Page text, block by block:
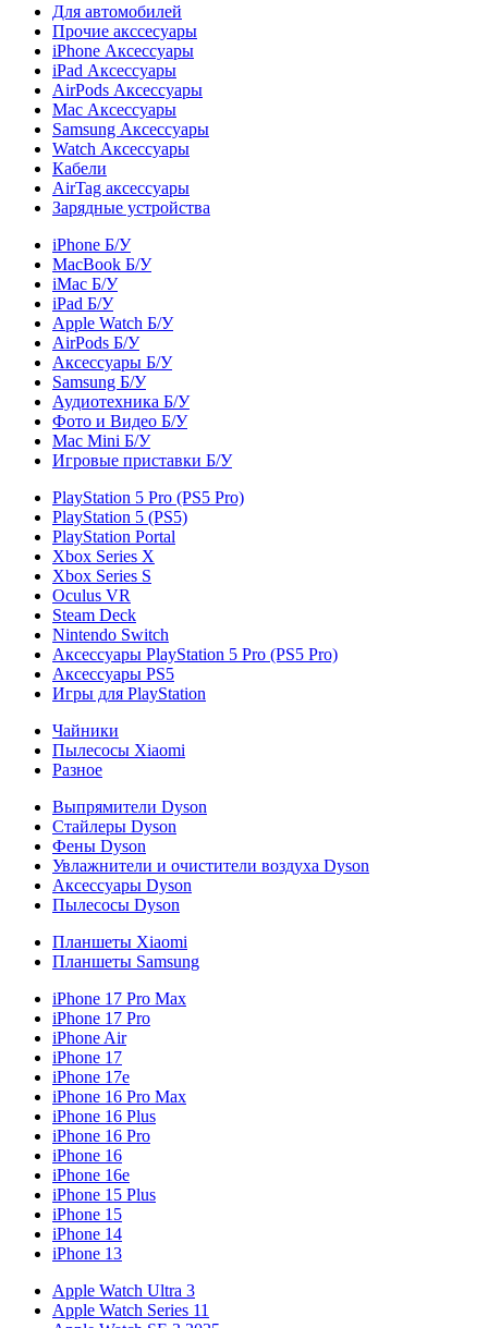
Для автомобилей
Прочие акссесуары
iPhone Аксессуары
iPad Аксессуары
AirPods Аксессуары
Mac Аксессуары
Samsung Аксессуары
Watch Аксессуары
Кабели
AirTag аксессуары
Зарядные устройства
iPhone Б/У
MacBook Б/У
iMac Б/У
iPad Б/У
Apple Watch Б/У
AirPods Б/У
Аксессуары Б/У
Samsung Б/У
Аудиотехника Б/У
Фото и Видео Б/У
Mac Mini Б/У
Игровые приставки Б/У
PlayStation 5 Pro (PS5 Pro)
PlayStation 5 (PS5)
PlayStation Portal
Xbox Series X
Xbox Series S
Oculus VR
Steam Deck
Nintendo Switch
Аксессуары PlayStation 5 Pro (PS5 Pro)
Аксессуары PS5
Игры для PlayStation
Чайники
Пылесосы Xiaomi
Разное
Выпрямители Dyson
Стайлеры Dyson
Фены Dyson
Увлажнители и очистители воздуха Dyson
Аксессуары Dyson
Пылесосы Dyson
Планшеты Xiaomi
Планшеты Samsung
iPhone 17 Pro Max
iPhone 17 Pro
iPhone Air
iPhone 17
iPhone 17e
iPhone 16 Pro Max
iPhone 16 Plus
iPhone 16 Pro
iPhone 16
iPhone 16e
iPhone 15 Plus
iPhone 15
iPhone 14
iPhone 13
Apple Watch Ultra 3
Apple Watch Series 11